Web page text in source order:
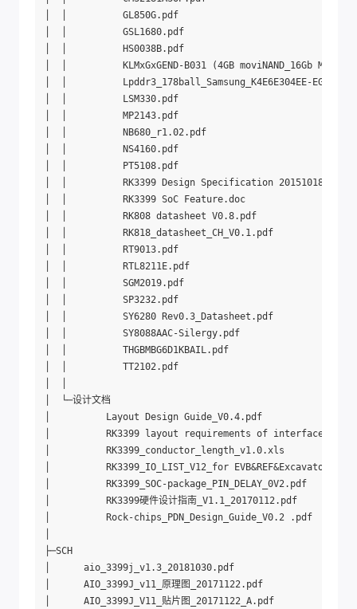
│  │          GL850G.pdf
│  │          GSL1680.pdf
│  │          HS0038B.pdf
│  │          KLMxGxGEND-B031 (4GB moviNAND_16Gb MLC
│  │          Lpddr3_178ball_Samsung_K4E6E304EE-EGCE.pdf
│  │          LSM330.pdf
│  │          MP2143.pdf
│  │          NB680_r1.02.pdf
│  │          NS4160.pdf
│  │          PT5108.pdf
│  │          RK3399 Design Specification 20151018.pdf
│  │          RK3399 SoC Feature.doc
│  │          RK808 datasheet V0.8.pdf
│  │          RK818_datasheet_CH_V0.1.pdf
│  │          RT9013.pdf
│  │          RTL8211E.pdf
│  │          SGM2019.pdf
│  │          SP3232.pdf
│  │          SY6280 Rev0.3_Datasheet.pdf
│  │          SY8088AAC-Silergy.pdf
│  │          THGBMBG6D1KBAIL.pdf
│  │          TT2102.pdf
│  └─设计文档
│          Layout Design Guide_V0.4.pdf
│          RK3399 layout requirements of interfaces.xlsx
│          RK3399_conductor_length_v1.0.xls
│          RK3399_IO_LIST_V12_for EVB&REF&Excavator-
│          RK3399_SOC-package_PIN_DELAY_0V2.pdf
│          RK3399硬件设计指南_V1.1_20170112.pdf
│          Rock-chips_PDN_Design_Guide_V0.2 .pdf
├─SCH
│      aio_3399j_v1.3_20181030.pdf
│      AIO_3399J_v11_原理图_20171122.pdf
│      AIO_3399J_V11_贴片图_20171122_A.pdf